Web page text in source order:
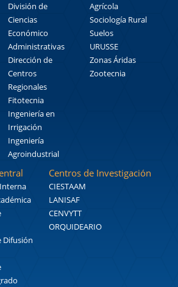
División de
Ciencias
Económico
Administrativas
Dirección de
Centros
Regionales
Fitotecnia
Ingeniería en
Irrigación
Ingeniería
Agroindustrial
Agrícola
Sociología Rural
Suelos
URUSSE
Zonas Áridas
Zootecnia
Difusión
Centros de Investigación
CIESTAAM
LANISAF
CENVYTT
ORQUIDEARIO